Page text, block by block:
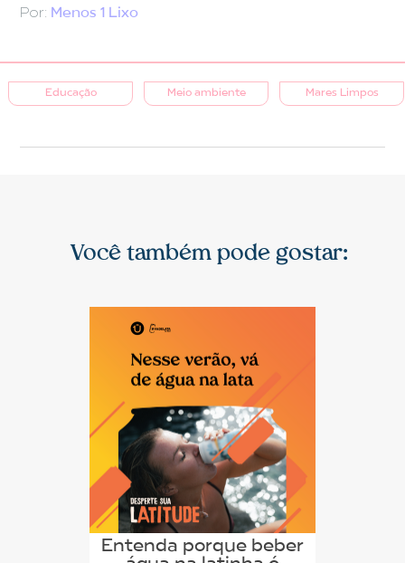
Menos 1 Lixo
Por:
Educação Meio ambiente Mares Limpos
Você também pode gostar:
Entenda porque beber